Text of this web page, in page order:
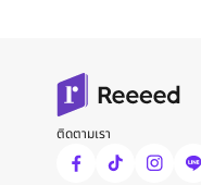
ติดตามเรา